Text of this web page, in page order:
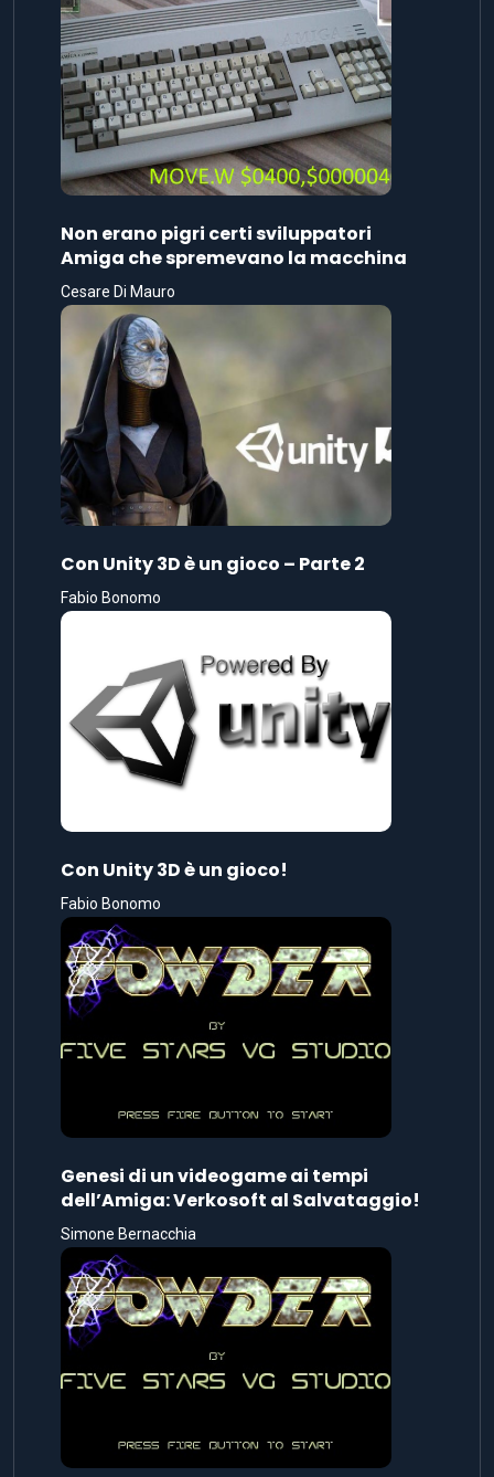
Non erano pigri certi sviluppatori
Amiga che spremevano la macchina
Cesare Di Mauro
Con Unity 3D è un gioco – Parte 2
Fabio Bonomo
Con Unity 3D è un gioco!
Fabio Bonomo
Genesi di un videogame ai tempi
dell’Amiga: Verkosoft al Salvataggio!
Simone Bernacchia